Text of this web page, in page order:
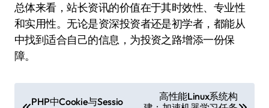
总体来看，站长资讯的价值在于其时效性、专业性
和实用性。无论是资深投资者还是初学者，都能从
中找到适合自己的信息，为投资之路增添一份保
障。
PHP中Cookie与Sessio
高性能Linux系统构